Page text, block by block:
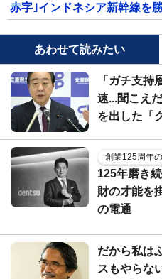
赤字｣インドネシア新幹線を
あわせて読みたい
「ガチ支持
速...聞こえ
を出した「
創業125周年
125年磨き
財の才能を
の電通
だから私は
スもやらな